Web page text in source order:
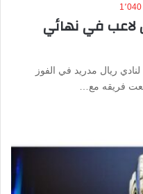
1٬040
لاعب في نهائي
ريال مدريد في الفوز
فريقه مع…